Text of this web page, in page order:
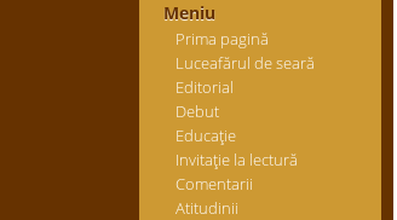
Meniu
Prima pagină
Luceafărul de seară
Editorial
Debut
Educaţie
Invitaţie la lectură
Comentarii
Atitudinii